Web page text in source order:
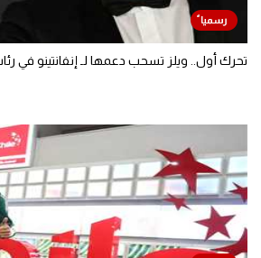
تحرك أول.. ويلز تسحب دعمها لـ إنفانتينو في